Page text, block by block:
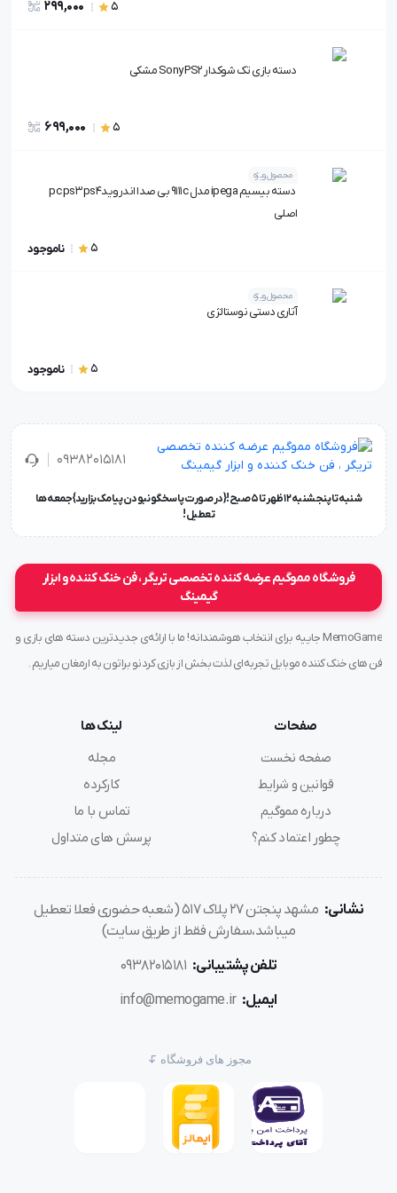
5
299,000
دسته بازی تک شوکدار Sony PS2 مشکی
5
699,000
محصول ویژه
دسته بیسیم ipega مدل 9111c بی صدا اندرویدpc ps3 ps4
اصلی
5 ناموجود
محصول ویژه
آتاری دستی نوستالژی
5 ناموجود
۰۹۳۸۲۰۱۵۱۸۱
شنبه تا پنجشنبه ۱۲ ظهر تا 5 صبح!{در صورت پاسخگو نبودن پیامک بزارید} جمعه ها
تعطیل !
فروشگاه مموگیم عرضه کننده تخصصی تریگر ، فن خنک کننده و ابزار
گیمینگ
MemoGame جاییه برای انتخاب هوشمندانه! ما با ارائه‌ی جدیدترین دسته های بازی و
فن های خنک کننده موبایل تجربه‌ای لذت بخش از بازی کردنو براتون به ارمغان میاریم .
صفحات
صفحه نخست
قوانین و شرایط
درباره مموگیم
چطور اعتماد کنم؟
لینک ها
مجله
کارکرده
تماس با ما
پرسش های متداول
نشانی:
مشهد پنجتن ۲۷ پلاک ۵۱۷ (شعبه حضوری فعلا تعطیل
میباشد،سفارش فقط از طریق سایت)
تلفن پشتیبانی: ۰۹۳۸۲۰۱۵۱۸۱
ایمیل: info@memogame.ir
مجوز های فروشگاه